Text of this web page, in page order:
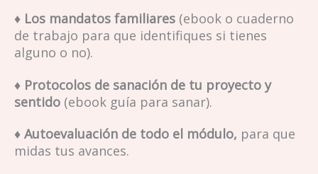
♦ Los mandatos familiares (ebook o cuaderno
de trabajo para que identifiques si tienes
alguno o no).
♦ Protocolos de sanación de tu proyecto y
sentido (ebook guía para sanar).
♦ Autoevaluación de todo el módulo, para que
midas tus avances.